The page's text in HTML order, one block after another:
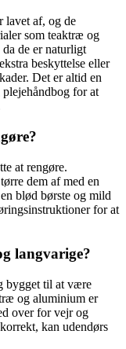
lavet af, og de
som teaktræ og
de er naturligt
beskyttelse eller
Det er altid en
for at
at rengøre.
dem af med en
blød børste og mild
for at
langvarige?
bygget til at være
og aluminium er
over for vejr og
kan udendørs